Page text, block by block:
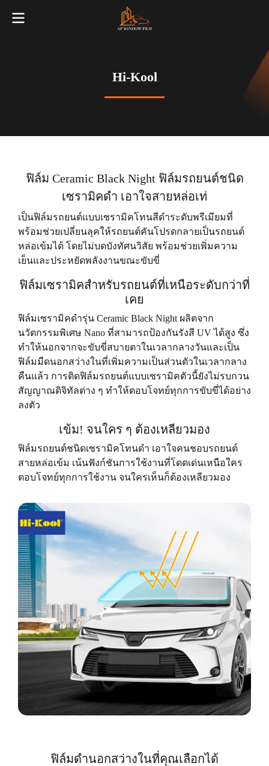
Hi-Kool
ฟิล์ม Ceramic Black Night ฟิล์มรถยนต์ชนิด
เซรามิคดํา เอาใจสายหล่อเท่
เป็นฟิล์มรถยนต์แบบเซรามิคโทนสีดําระดับพรีเมียมที่
พร้อมช่วยเปลี่ยนลุคให้รถยนต์คันโปรดกลายเป็นรถยนต์
หล่อเข้มได้ โดยไม่บดบังทัศนวิสัย พร้อมช่วยเพิ่มความ
เย็นและประหยัดพลังงานขณะขับขี่
ฟิล์มเซรามิคสําหรับรถยนต์ที่เหนือระดับกว่าที่
เคย
ฟิล์มเซรามิคดํารุ่น Ceramic Black Night ผลิตจาก
นวัตกรรมพิเศษ Nano ที่สามารถป้องกันรังสี UV ได้สูง ซึ่ง
ทําให้นอกจากจะขับขี่สบายตาในเวลากลางวันและเป็น
ฟิล์มมืดนอกสว่างในที่เพิ่มความเป็นส่วนตัวในเวลากลาง
คืนแล้ว การติดฟิล์มรถยนต์แบบเซรามิคตัวนี้ยังไม่รบกวน
สัญญาณดิจิทัลต่าง ๆ ทําให้ตอบโจทย์ทุกการขับขี่ได้อย่าง
ลงตัว
เข้ม! จนใคร ๆ ต้องเหลียวมอง
ฟิล์มรถยนต์ชนิดเซรามิคโทนดํา เอาใจคนชอบรถยนต์
สายหล่อเข้ม เน้นฟังก์ชันการใช้งานที่โดดเด่นเหนือใคร
ตอบโจทย์ทุกการใช้งาน จนใครเห็นก็ต้องเหลียวมอง
ฟิล์มดํานอกสว่างในที่คุณเลือกได้